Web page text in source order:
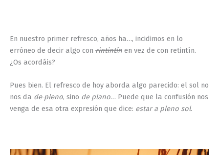
En nuestro primer refresco, años ha…, incidimos en lo
erróneo de decir algo con rintintín en vez de con retintín.
¿Os acordáis?
Pues bien. El refresco de hoy aborda algo parecido: el sol no
nos da de pleno, sino de plano… Puede que la confusión nos
venga de esa otra expresión que dice: estar a pleno sol.